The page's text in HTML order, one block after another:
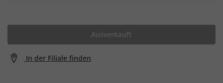
Ausverkauft
In der Filiale finden